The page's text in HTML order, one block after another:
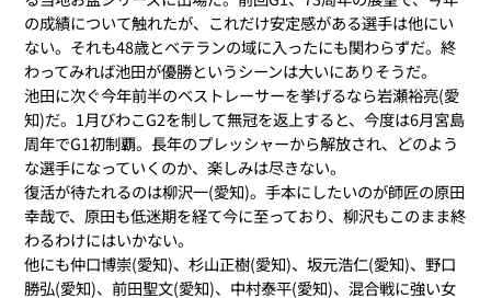
の成績について触れたが、これだけ安定感がある選手は他にい
ない。それも48歳とベテランの域に入ったにも関わらずだ。終
わってみれば池田が優勝というシーンは大いにありそうだ。
池田に次ぐ今年前半のベストレーサーを挙げるなら岩瀬裕亮(愛
知)だ。1月びわこG2を制して無冠を返上すると、今度は6月宮島
周年でG1初制覇。長年のプレッシャーから解放され、どのよう
な選手になっていくのか、楽しみは尽きない。
復活が待たれるのは柳沢一(愛知)。手本にしたいのが師匠の原田
幸哉で、原田も低迷期を経て今に至っており、柳沢もこのまま終
わるわけにはいかない。
他にも仲口博崇(愛知)、杉山正樹(愛知)、坂元浩仁(愛知)、野口
勝弘(愛知)、前田聖文(愛知)、中村泰平(愛知)、混合戦に強い女